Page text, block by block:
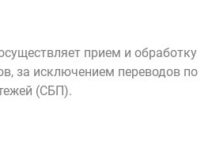
прием и обработку
за исключением переводов по
(СБП).